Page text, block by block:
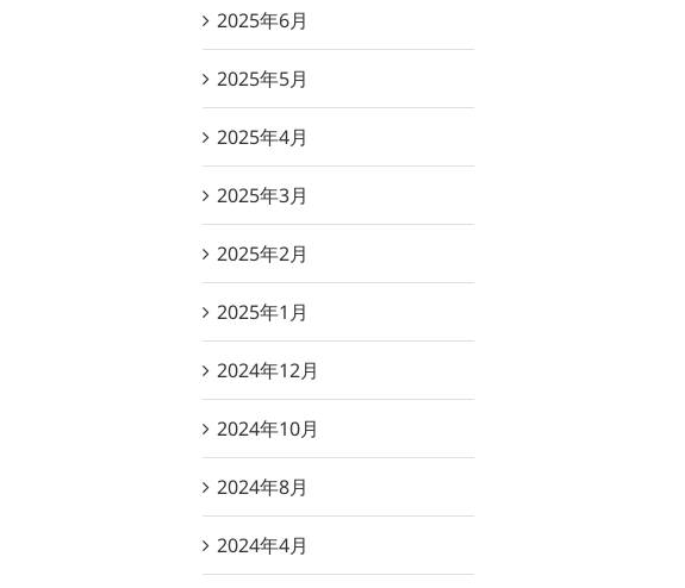
2025年6月
2025年5月
2025年4月
2025年3月
2025年2月
2025年1月
2024年12月
2024年10月
2024年8月
2024年4月